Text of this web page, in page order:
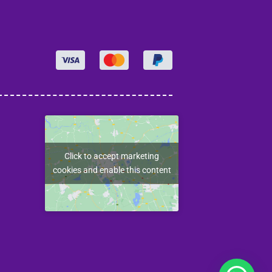
Click to accept marketing
cookies and enable this content